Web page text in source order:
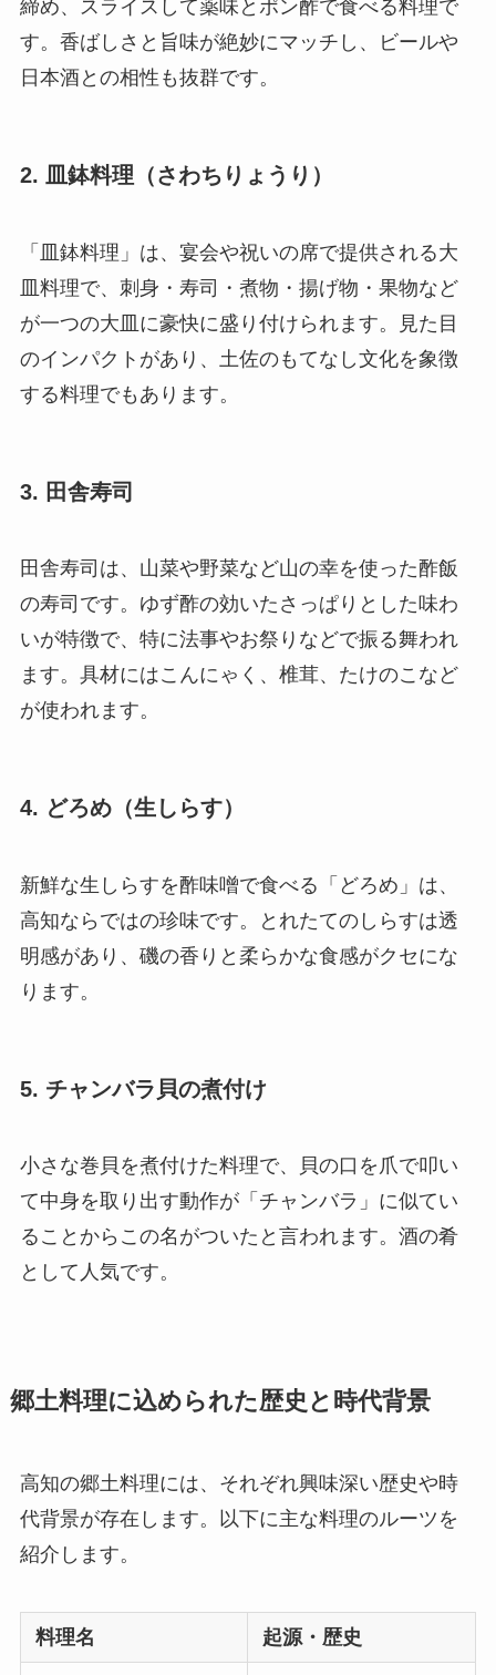
締め、スライスして薬味とポン酢で食べる料理で
す。香ばしさと旨味が絶妙にマッチし、ビールや
日本酒との相性も抜群です。
2. 皿鉢料理（さわちりょうり）
「皿鉢料理」は、宴会や祝いの席で提供される大
皿料理で、刺身・寿司・煮物・揚げ物・果物など
が一つの大皿に豪快に盛り付けられます。見た目
のインパクトがあり、土佐のもてなし文化を象徴
する料理でもあります。
3. 田舎寿司
田舎寿司は、山菜や野菜など山の幸を使った酢飯
の寿司です。ゆず酢の効いたさっぱりとした味わ
いが特徴で、特に法事やお祭りなどで振る舞われ
ます。具材にはこんにゃく、椎茸、たけのこなど
が使われます。
4. どろめ（生しらす）
新鮮な生しらすを酢味噌で食べる「どろめ」は、
高知ならではの珍味です。とれたてのしらすは透
明感があり、磯の香りと柔らかな食感がクセにな
ります。
5. チャンバラ貝の煮付け
小さな巻貝を煮付けた料理で、貝の口を爪で叩い
て中身を取り出す動作が「チャンバラ」に似てい
ることからこの名がついたと言われます。酒の肴
として人気です。
郷土料理に込められた歴史と時代背景
高知の郷土料理には、それぞれ興味深い歴史や時
代背景が存在します。以下に主な料理のルーツを
紹介します。
料理名 起源・歴史